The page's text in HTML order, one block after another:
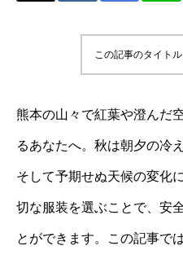
この記事のタイト
熊本の山々で紅葉や澄んだ
るあなたへ。秋は朝夕の冷
そして予期せぬ天候の変化
切な服装を選ぶことで、安
とができます。この記事で